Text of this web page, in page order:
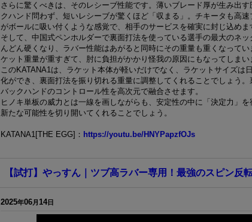
さらに驚くべきは、そのレシーブ性能です。薄いブレード厚が生み出
クハンド問わず、短いレシーブが驚くほど「収まる」。チキータも高
がボールに吸い付くような感覚で、相手のサービスを確実に封じ込めま
そして、中国式ペンホルダーで裏面打法を使っている選手の最大のネ
んどん硬くなり、ラバー性能はあがると同時にその重量も重くなって
ケット重量が重すぎて、肘に負担がかかり怪我の原因にもなってしまい
このKATANA1は、ラケット本体が軽いだけでなく、ラケットサイズは
化ができ、裏面打法を振り切れる重量に調整してくれることでしょう
バックハンドのコントロール性を高次元で融合させます。
ヒノキ単板の威力とは一線を画しながらも、安定性の中に「決定力」
新たな可能性を切り開いてくれることでしょう。
KATANA1[THE EGG]： https://youtu.be/HNYPapzfOJs
【試打】やっすん｜ツブ高ラバー専用！最強のスピン反
2025年06月 14 日